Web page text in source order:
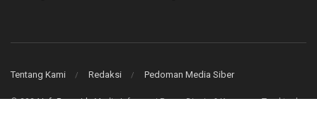
Tentang Kami Redaksi Pedoman Media Siber
© 2024InfoPasar.id- Media Informasi Pasar, Bisnis & Keuangan Teraktual